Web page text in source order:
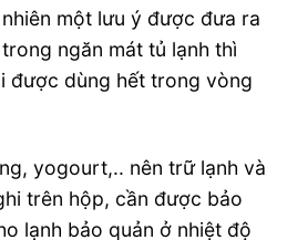
một lưu ý được đưa ra
ngăn mát tủ lạnh thì
được dùng hết trong vòng
yogourt,.. nên trữ lạnh và
trên hộp, cần được bảo
lạnh bảo quản ở nhiệt độ